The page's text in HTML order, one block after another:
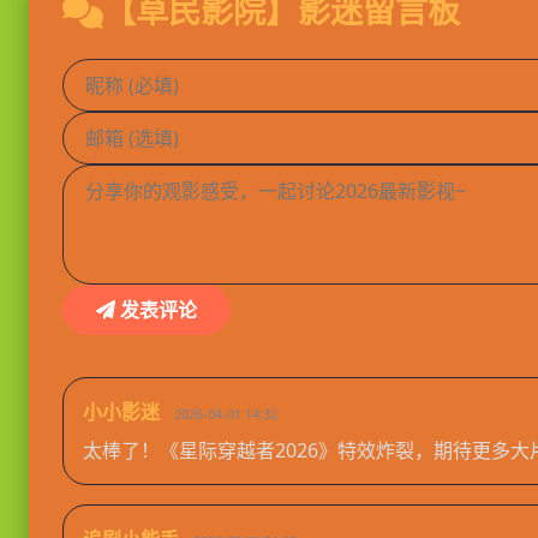
【草民影院】影迷留言板
发表评论
小小影迷 2026-04-01 14:32
太棒了！《星际穿越者2026》特效炸裂，期待更多大